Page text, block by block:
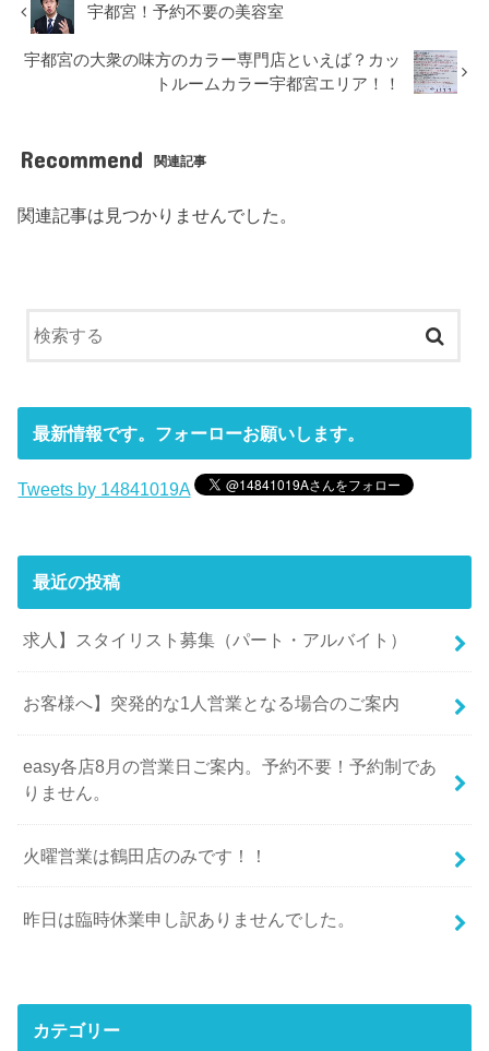
宇都宮！予約不要の美容室
宇都宮の大衆の味方のカラー専門店といえば？カッ
トルームカラー宇都宮エリア！！
Recommend 関連記事
関連記事は見つかりませんでした。
最新情報です。フォーローお願いします。
Tweets by 14841019A
最近の投稿
求人】スタイリスト募集（パート・アルバイト）
お客様へ】突発的な1人営業となる場合のご案内
easy各店8月の営業日ご案内。予約不要！予約制であ
りません。
火曜営業は鶴田店のみです！！
昨日は臨時休業申し訳ありませんでした。
カテゴリー